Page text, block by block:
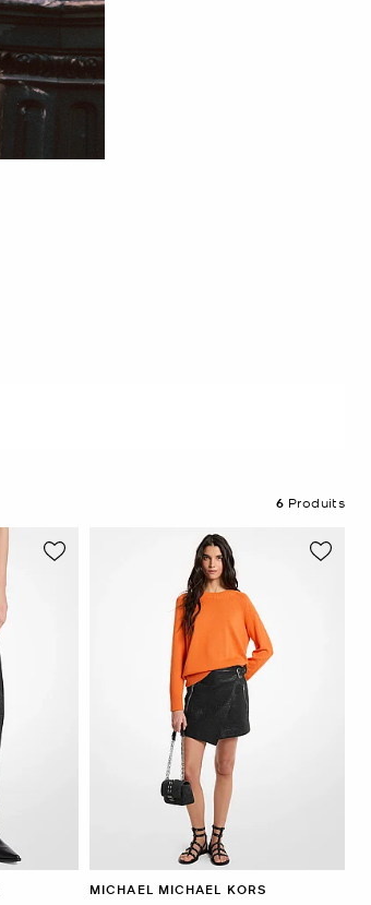
6 Produits
MICHAEL MICHAEL KORS